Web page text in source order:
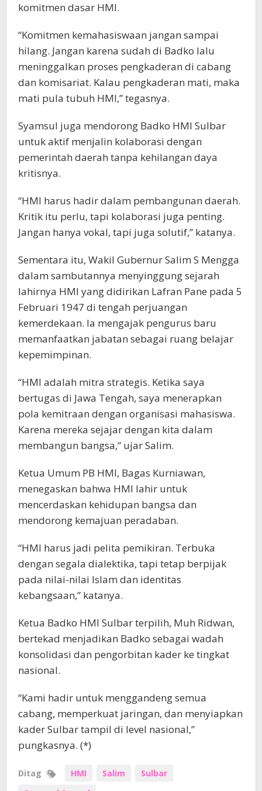
komitmen dasar HMI.
“Komitmen kemahasiswaan jangan sampai
hilang. Jangan karena sudah di Badko lalu
meninggalkan proses pengkaderan di cabang
dan komisariat. Kalau pengkaderan mati, maka
mati pula tubuh HMI,” tegasnya.
Syamsul juga mendorong Badko HMI Sulbar
untuk aktif menjalin kolaborasi dengan
pemerintah daerah tanpa kehilangan daya
kritisnya.
“HMI harus hadir dalam pembangunan daerah.
Kritik itu perlu, tapi kolaborasi juga penting.
Jangan hanya vokal, tapi juga solutif,” katanya.
Sementara itu, Wakil Gubernur Salim S Mengga
dalam sambutannya menyinggung sejarah
lahirnya HMI yang didirikan Lafran Pane pada 5
Februari 1947 di tengah perjuangan
kemerdekaan. Ia mengajak pengurus baru
memanfaatkan jabatan sebagai ruang belajar
kepemimpinan.
“HMI adalah mitra strategis. Ketika saya
bertugas di Jawa Tengah, saya menerapkan
pola kemitraan dengan organisasi mahasiswa.
Karena mereka sejajar dengan kita dalam
membangun bangsa,” ujar Salim.
Ketua Umum PB HMI, Bagas Kurniawan,
menegaskan bahwa HMI lahir untuk
mencerdaskan kehidupan bangsa dan
mendorong kemajuan peradaban.
“HMI harus jadi pelita pemikiran. Terbuka
dengan segala dialektika, tapi tetap berpijak
pada nilai-nilai Islam dan identitas
kebangsaan,” katanya.
Ketua Badko HMI Sulbar terpilih, Muh Ridwan,
bertekad menjadikan Badko sebagai wadah
konsolidasi dan pengorbitan kader ke tingkat
nasional.
“Kami hadir untuk menggandeng semua
cabang, memperkuat jaringan, dan menyiapkan
kader Sulbar tampil di level nasional,”
pungkasnya. (*)
Ditag HMI Salim
Sulbar